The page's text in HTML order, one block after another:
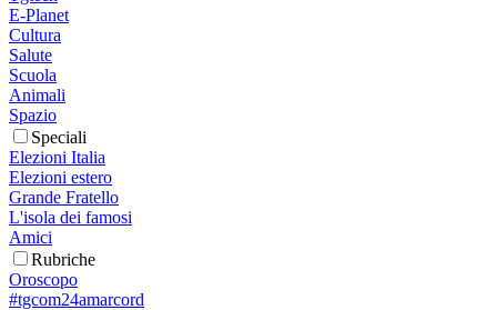
E-Planet
Cultura
Salute
Scuola
Animali
Spazio
Speciali
Elezioni Italia
Elezioni estero
Grande Fratello
L'isola dei famosi
Amici
Rubriche
Oroscopo
#tgcom24amarcord